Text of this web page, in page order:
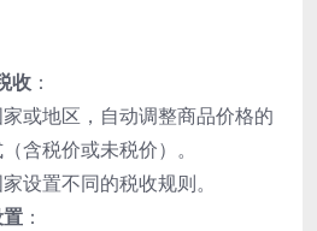
收 ：
或地区，自动调整商品价格的
含税价或未税价）。
设置不同的税收规则。
：